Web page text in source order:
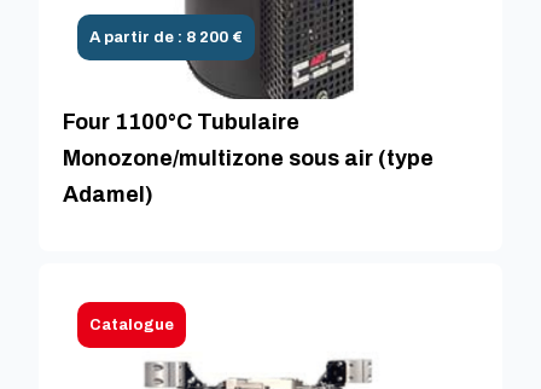
A partir de : 8 200 €
Four 1100°C Tubulaire
Monozone/multizone sous air (type
Adamel)
Catalogue